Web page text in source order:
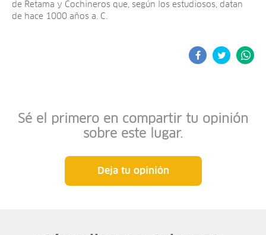
de Retama y Cochineros que, según los estudiosos, datan
de hace 1000 años a. C.
Sé el primero en compartir tu opinión
sobre este lugar.
Deja tu opinión